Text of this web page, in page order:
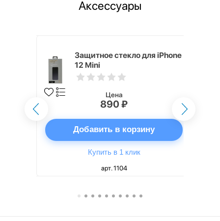
Аксессуары
Защитное стекло для iPhone
12 Mini
Цена
890 ₽
Добавить в корзину
Купить в 1 клик
арт. 1104